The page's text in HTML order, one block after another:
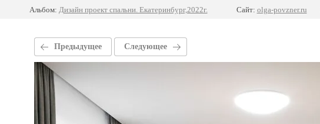
Альбом: Дизайн проект спальни. Екатеринбург,2022г. Сайт: olga-povzner.ru
Предыдущее Следующее